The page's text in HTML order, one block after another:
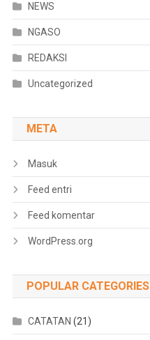
NEWS
NGASO
REDAKSI
Uncategorized
META
Masuk
Feed entri
Feed komentar
WordPress.org
POPULAR CATEGORIES
CATATAN (21)